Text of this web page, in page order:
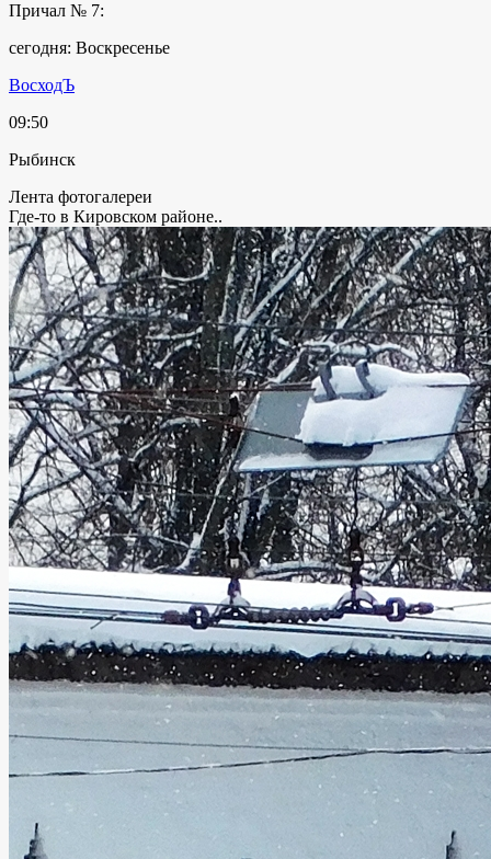
Причал № 7:
сегодня: Воскресенье
ВосходЪ
09:50
Рыбинск
Лента фотогалереи
Где-то в Кировском районе..